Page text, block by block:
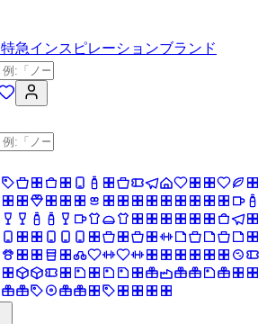
特急インスピレーションブランド